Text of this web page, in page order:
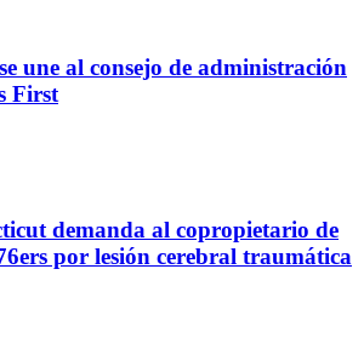
une al consejo de administración
First
demanda al copropietario de
por lesión cerebral traumática